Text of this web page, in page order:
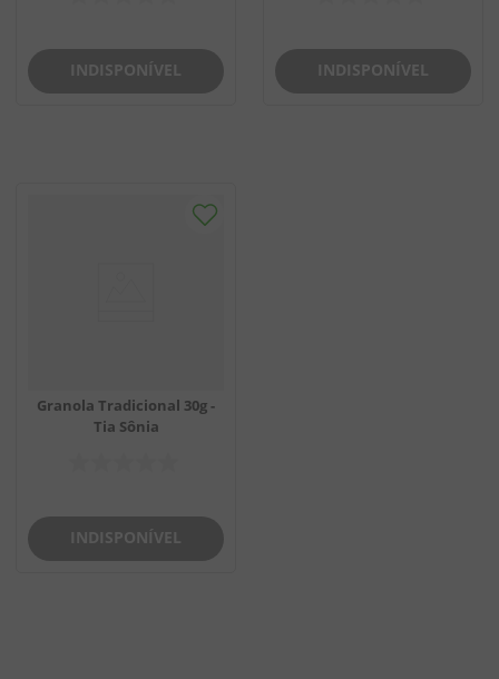
INDISPONÍVEL INDISPONÍVEL
Granola Tradicional 30g -
Tia Sônia
INDISPONÍVEL